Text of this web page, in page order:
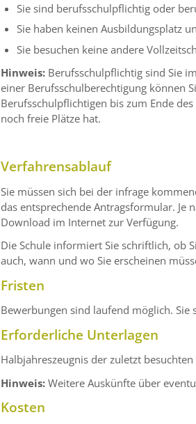
Sie sind berufsschulpflichtig oder
Sie haben keinen Ausbildungsplatz
Sie besuchen keine andere
Hinweis: Berufsschulpflichtig sind Sie
einer Berufsschulberechtigung können
Berufsschulpflichtigen bis zum Ende
noch freie Plätze hat.
Verfahrensablauf
Sie müssen sich bei der infrage
das entsprechende Antragsformular. Je
Download im Internet zur Verfügung.
Die Schule informiert Sie schriftlich, ob
auch, wann und wo Sie erscheinen
Fristen
Bewerbungen sind laufend möglich.
Erforderliche Unterlagen
Halbjahreszeugnis der zuletzt besuchten
Hinweis:Weitere Auskünfte über
Kosten